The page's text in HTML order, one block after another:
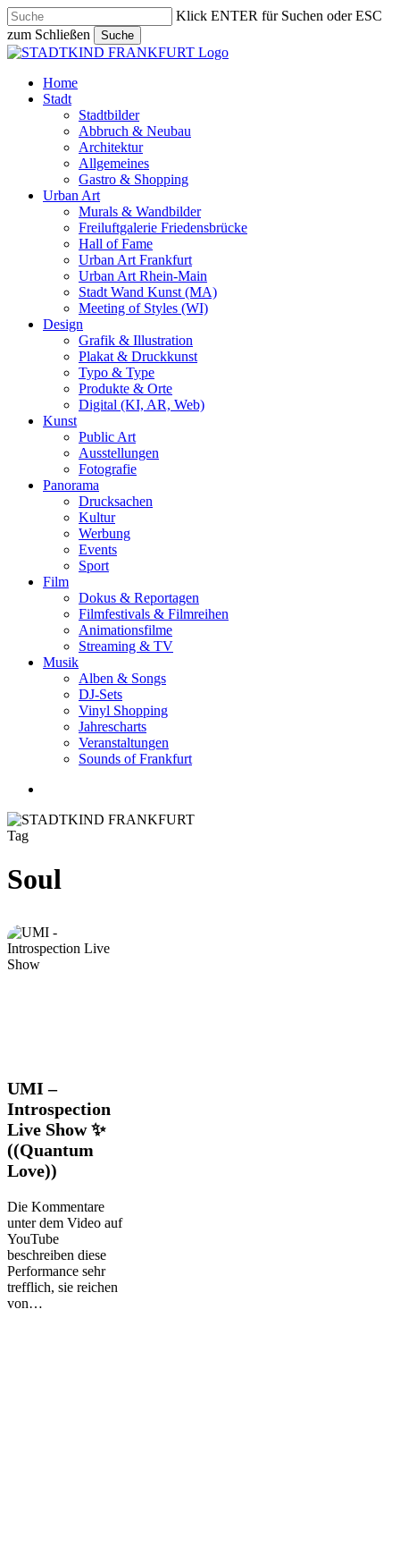
Skip
to
main
content
Klick ENTER für Suchen oder ESC
zum Schließen
Suche
Close
search
Menu
Home
Stadt
Stadtbilder
Abbruch & Neubau
Architektur
Allgemeines
Gastro & Shopping
Urban Art
Murals & Wandbilder
Freiluftgalerie Friedensbrücke
Hall of Fame
Urban Art Frankfurt
Urban Art Rhein-Main
Stadt Wand Kunst (MA)
Meeting of Styles (WI)
Design
Grafik & Illustration
Plakat & Druckkunst
Typo & Type
Produkte & Orte
Digital (KI, AR, Web)
Kunst
Public Art
Ausstellungen
Fotografie
Panorama
Drucksachen
Kultur
Werbung
Events
Sport
Film
Dokus & Reportagen
Filmfestivals & Filmreihen
Animationsfilme
Streaming & TV
Musik
Alben & Songs
DJ-Sets
Vinyl Shopping
Jahrescharts
Veranstaltungen
Sounds of Frankfurt
Tag
Soul
UMI
–
Introspection
Live
Show
✨
((Quantum
UMI –
Introspection
Live Show ✨
((Quantum
Love))
Die Kommentare
unter dem Video auf
YouTube
beschreiben diese
Performance sehr
trefflich, sie reichen
von…